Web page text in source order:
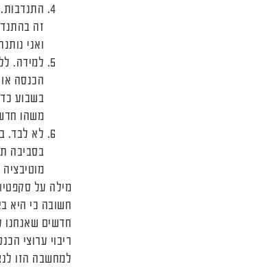
זה
ואני
למידה.
משהו
לא לבד.
בסביבה
מילה על
חשובה כי היא
חדשים שאנחנו
ריבוי ערוצי
למחשבה הזו